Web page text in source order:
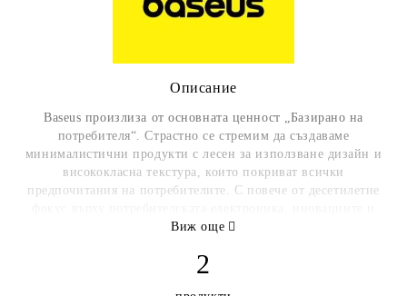
Описание
Baseus произлиза от основната ценност „Базирано на
потребителя“. Страстно се стремим да създаваме
минималистични продукти с лесен за използване дизайн и
висококласна текстура, които покриват всички
предпочитания на потребителите. С повече от десетилетие
креативността ни доведоха до мястото, където сме в
дизайн и огромно разнообразие от продукти.
Apex CE Specialists GmbH
Виж още
2